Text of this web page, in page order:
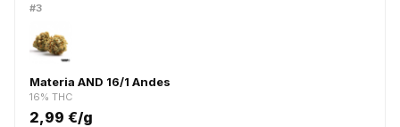
#3
Materia AND 16/1 Andes
16% THC
2,99 €/g